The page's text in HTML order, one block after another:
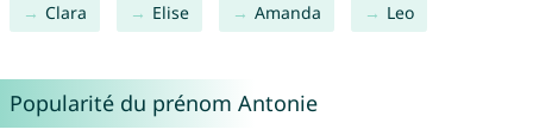
Clara Elise Amanda Leo
Popularité du prénom Antonie